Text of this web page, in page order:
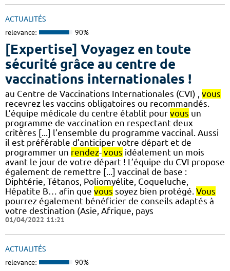
ACTUALITÉS
relevance: 90%
[Expertise] Voyagez en toute
sécurité grâce au centre de
vaccinations internationales !
au Centre de Vaccinations Internationales (CVI) , vous
recevrez les vaccins obligatoires ou recommandés.
L’équipe médicale du centre établit pour vous un
programme de vaccination en respectant deux
critères [...] l’ensemble du programme vaccinal. Aussi
il est préférable d’anticiper votre départ et de
programmer un rendez- vous idéalement un mois
avant le jour de votre départ ! L’équipe du CVI propose
également de remettre [...] vaccinal de base :
Diphtérie, Tétanos, Poliomyélite, Coqueluche,
Hépatite B… afin que vous soyez bien protégé. Vous
pourrez également bénéficier de conseils adaptés à
votre destination (Asie, Afrique, pays
01/04/2022 11:21
ACTUALITÉS
relevance: 90%